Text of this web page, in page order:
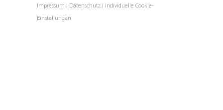
Impressum | Datenschutz | Individuelle Cookie-
Einstellungen